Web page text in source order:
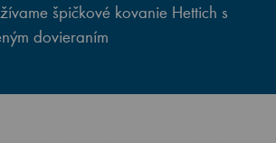
špičkové kovanie Hettich s
dovieraním